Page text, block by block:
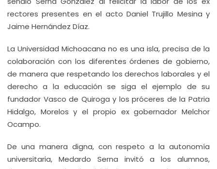
rectores presentes en el acto Daniel Trujillo Mesina y
Jaime Hernández Díaz.
La Universidad Michoacana no es una isla, precisa de la
colaboración con los diferentes órdenes de gobierno,
de manera que respetando los derechos laborales y el
derecho a la educación se siga el ejemplo de su
fundador Vasco de Quiroga y los próceres de la Patria
Hidalgo, Morelos y el propio ex gobernador Melchor
Ocampo.
De una manera digna, con respeto a la autonomía
universitaria, Medardo Serna invitó a los alumnos,